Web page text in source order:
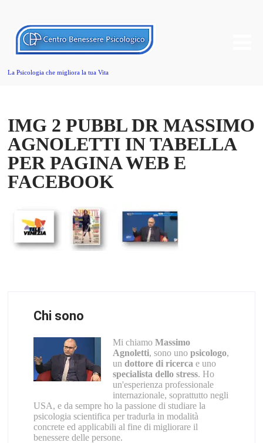
La Psicologia che migliora la tua Vita
IMG 2 PUBBL DR MASSIMO
AGNOLETTI IN TABELLA
PER PAGINA WEB E
FACEBOOK
Chi sono
Mi chiamo Massimo
Agnoletti, sono uno psicologo,
un dottore di ricerca e uno
specialista dello stress. Ho
un'esperienza professionale
internazionale, soprattutto negli
USA, e da sempre ho la passione di studiare la
psicologia scientifica per tradurla in modalità
concrete ed applicabili al fine di migliorare il
benessere delle persone.